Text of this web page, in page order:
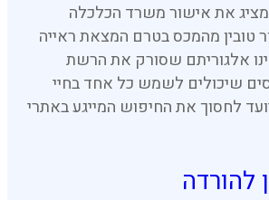
את אישור משרד הכלכלה
טובין מהמכס בטרם המצאת ראייה
הינו אלגוריתם שסורק את הרשת
שיכולים לשמש כל אחד בחיי
לחסוך את החיפוש המייגע באתרי
להורדה